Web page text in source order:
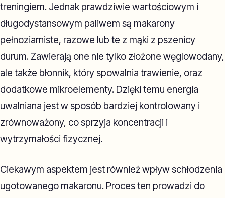
treningiem. Jednak prawdziwie wartościowym i
długodystansowym paliwem są makarony
pełnoziarniste, razowe lub te z mąki z pszenicy
durum. Zawierają one nie tylko złożone węglowodany,
ale także błonnik, który spowalnia trawienie, oraz
dodatkowe mikroelementy. Dzięki temu energia
uwalniana jest w sposób bardziej kontrolowany i
zrównoważony, co sprzyja koncentracji i
wytrzymałości fizycznej.
Ciekawym aspektem jest również wpływ schłodzenia
ugotowanego makaronu. Proces ten prowadzi do